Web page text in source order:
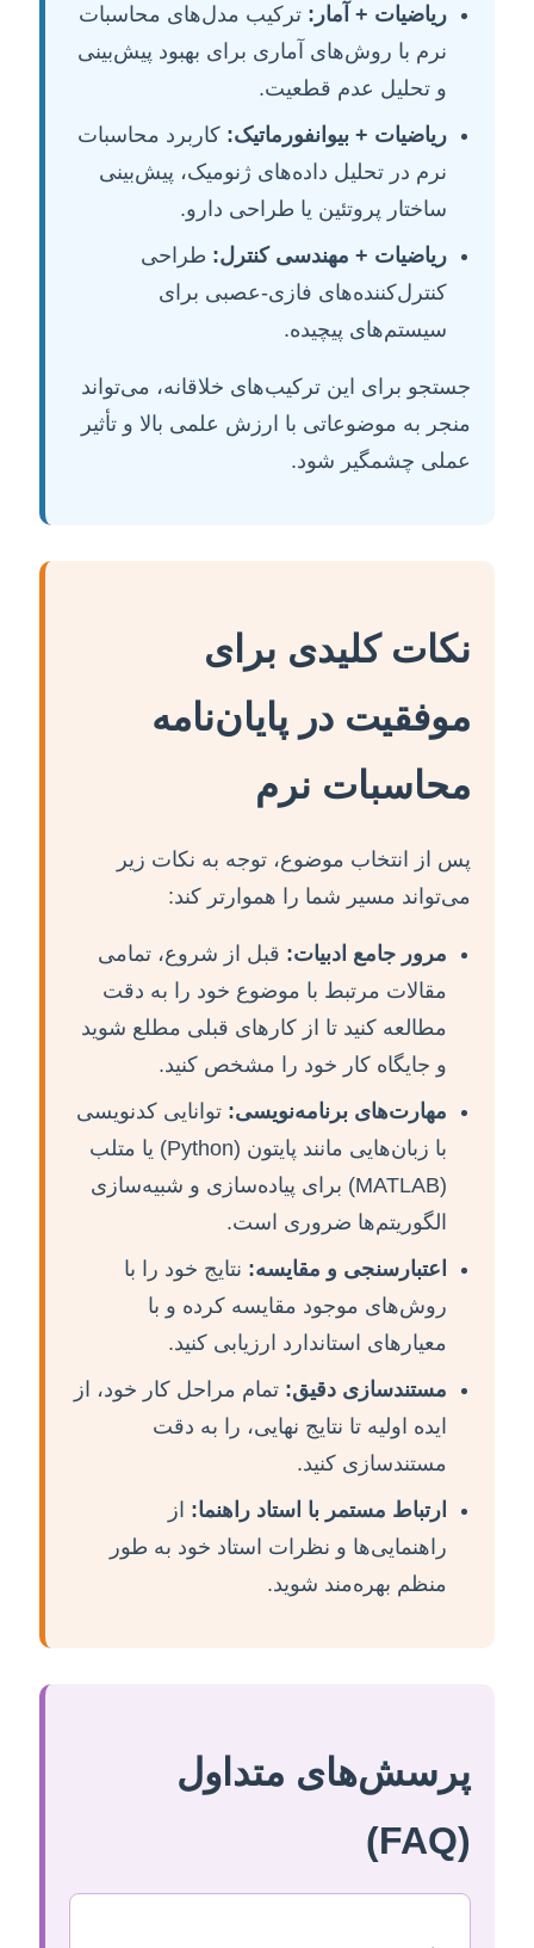
ریاضیات + آمار: ترکیب مدل‌های محاسبات
نرم با روش‌های آماری برای بهبود پیش‌بینی
و تحلیل عدم قطعیت.
ریاضیات + بیوانفورماتیک: کاربرد محاسبات
نرم در تحلیل داده‌های ژنومیک، پیش‌بینی
ساختار پروتئین یا طراحی دارو.
ریاضیات + مهندسی کنترل: طراحی
کنترل‌کننده‌های فازی-عصبی برای
سیستم‌های پیچیده.
جستجو برای این ترکیب‌های خلاقانه، می‌تواند
منجر به موضوعاتی با ارزش علمی بالا و تأثیر
عملی چشمگیر شود.
نکات کلیدی برای
موفقیت در پایان‌نامه
محاسبات نرم
پس از انتخاب موضوع، توجه به نکات زیر
می‌تواند مسیر شما را هموارتر کند:
مرور جامع ادبیات: قبل از شروع، تمامی
مقالات مرتبط با موضوع خود را به دقت
مطالعه کنید تا از کارهای قبلی مطلع شوید
و جایگاه کار خود را مشخص کنید.
مهارت‌های برنامه‌نویسی: توانایی کدنویسی
با زبان‌هایی مانند پایتون (Python) یا متلب
(MATLAB) برای پیاده‌سازی و شبیه‌سازی
الگوریتم‌ها ضروری است.
اعتبارسنجی و مقایسه: نتایج خود را با
روش‌های موجود مقایسه کرده و با
معیارهای استاندارد ارزیابی کنید.
مستندسازی دقیق: تمام مراحل کار خود، از
ایده اولیه تا نتایج نهایی، را به دقت
مستندسازی کنید.
ارتباط مستمر با استاد راهنما: از
راهنمایی‌ها و نظرات استاد خود به طور
منظم بهره‌مند شوید.
پرسش‌های متداول
(FAQ)